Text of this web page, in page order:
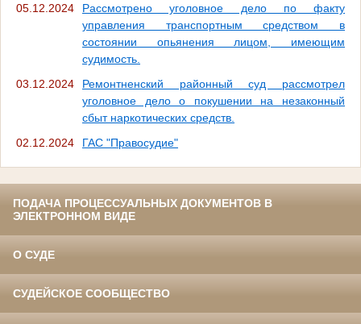
05.12.2024
Рассмотрено уголовное дело по факту
управления транспортным средством в
состоянии опьянения лицом, имеющим
судимость.
03.12.2024
Ремонтненский районный суд рассмотрел
уголовное дело о покушении на незаконный
сбыт наркотических средств.
02.12.2024
ГАС "Правосудие"
ПОДАЧА ПРОЦЕССУАЛЬНЫХ ДОКУМЕНТОВ В
ЭЛЕКТРОННОМ ВИДЕ
О СУДЕ
СУДЕЙСКОЕ СООБЩЕСТВО